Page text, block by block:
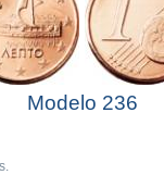
Modelo 236